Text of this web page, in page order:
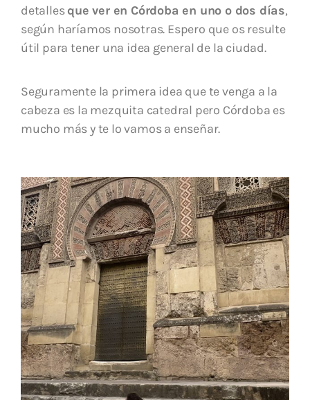
detallesque ver en Córdoba en uno o dos días,
según haríamos nosotras. Espero que os resulte
útil para tener una idea general de la ciudad.
Seguramente la primera idea que te venga a la
cabeza es la mezquita catedral pero Córdoba es
mucho más y te lo vamos a enseñar.